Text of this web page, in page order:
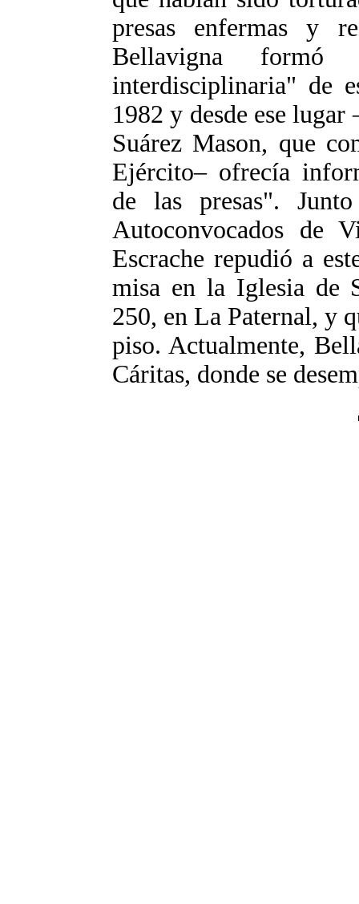
presas enfermas y
Bellavigna
interdisciplinaria" de
1982 y desde ese
Suárez Mason, que
Ejército– ofrecía
de las presas".
Autoconvocados de
Escrache repudió a
misa en la Iglesia de
250, en La Paternal, y
piso. Actualmente,
Cáritas, donde se